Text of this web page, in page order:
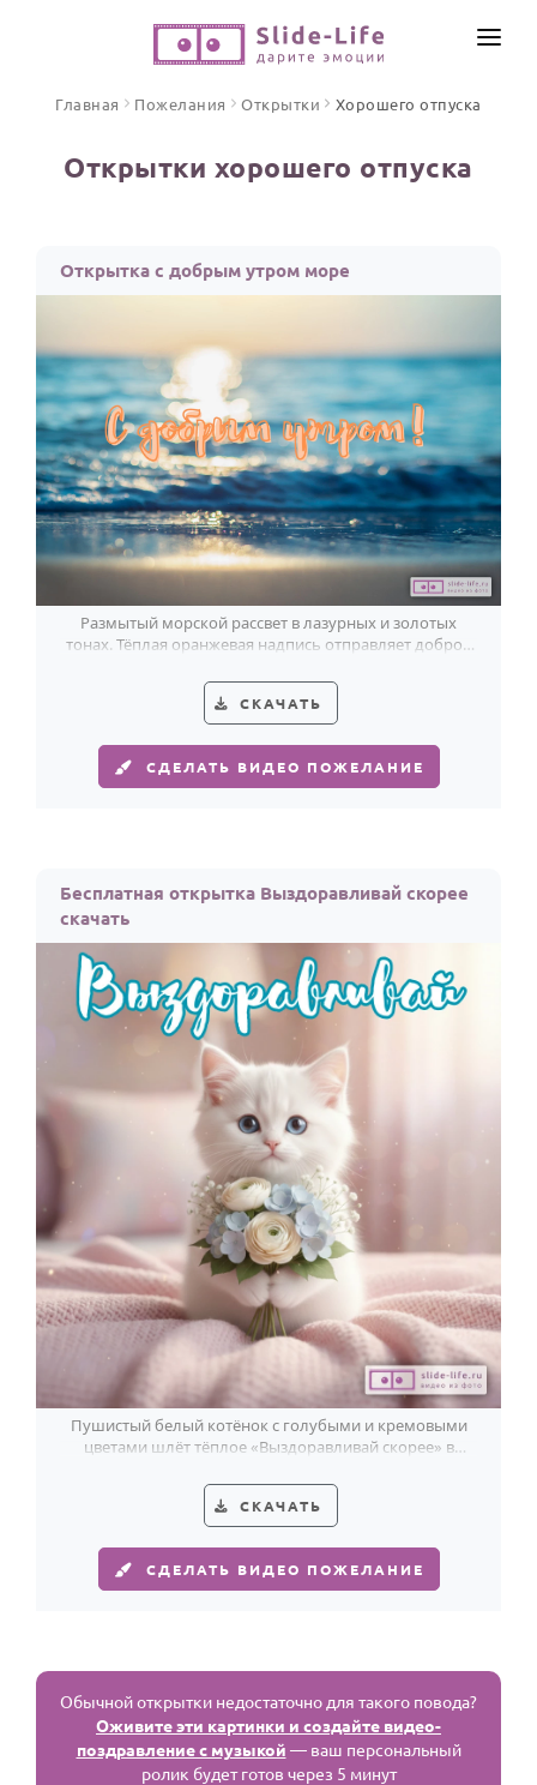
Песни поздравления
Стихи и тексты
ПРАЗДНИКИ
С Днем рождения
Юбилей
Свадьба
Годовщина свадьбы
Календарь праздников
Мужчине
Маме
Все родственники
ПЕРСОНАЛЬНЫЕ
Пожелания
ИНСТРУМЕНТЫ
Главная Пожелания Открытки Хорошего отпуска
Открытки хорошего отпуска
Открытка с добрым утром море
Размытый морской рассвет в лазурных и золотых
тонах. Тёплая оранжевая надпись отправляет доброе
СКАЧАТЬ
СДЕЛАТЬ ВИДЕО ПОЖЕЛАНИЕ
Бесплатная открытка Выздоравливай скорее
скачать
Пушистый белый котёнок с голубыми и кремовыми
цветами шлёт тёплое «Выздоравливай скорее» в
СКАЧАТЬ
СДЕЛАТЬ ВИДЕО ПОЖЕЛАНИЕ
Обычной открытки недостаточно для такого повода?
Оживите эти картинки и создайте видео-
поздравление с музыкой — ваш персональный
ролик будет готов через 5 минут